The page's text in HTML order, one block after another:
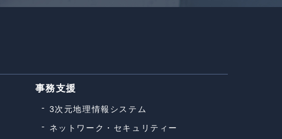
事務支援
3次元地理情報システム
ネットワーク・セキュリティー